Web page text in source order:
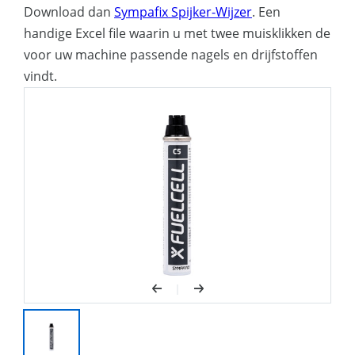
Download dan Sympafix Spijker-Wijzer. Een
handige Excel file waarin u met twee muisklikken de
voor uw machine passende nagels en drijfstoffen
vindt.